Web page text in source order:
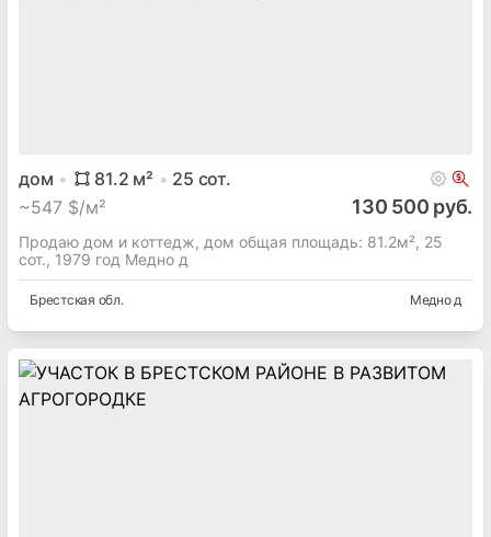
дом 81.2 м² 25 сот.
~547 $/м² 130 500 руб.
Продаю дом и коттедж, дом общая площадь: 81.2м², 25
сот., 1979 год Медно д
Брестская обл. Медно д